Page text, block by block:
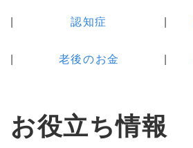
認知症
老後のお金
お役立ち情報